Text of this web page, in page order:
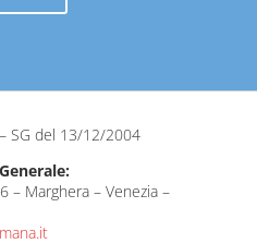
SG del 13/12/2004
– Marghera – Venezia –